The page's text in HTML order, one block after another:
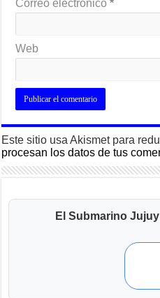
Correo electrónico*
Web
Este sitio usa Akismet para
procesan los datos de tus
El Submarino Jujuy